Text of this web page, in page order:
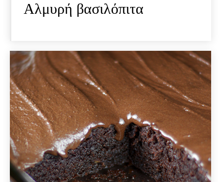
Αλμυρή βασιλόπιτα